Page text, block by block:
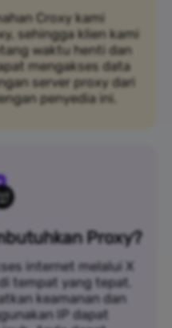
Croxy kami
sehingga klien kami
waktu henti dan
mengakses data
server proxy dari
penyedia ini.
Proxy?
internet melalui X
tempat yang tepat.
keamanan dan
IP dapat